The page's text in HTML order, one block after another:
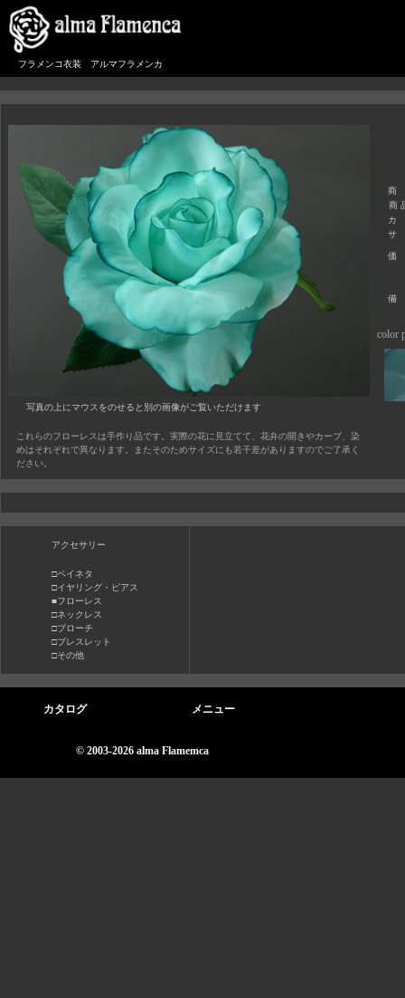
フラメンコ衣装 アルマフラメンカ
写真の上にマウスをのせると別の画像がご覧いただけます
これらのフローレスは手作り品です。実際の花に見立てて、花弁の開きやカーブ、染
めはそれぞれで異なります。またそのためサイズにも若干差がありますのでご了承く
ださい。
商
商
カ
サ
color
アクセサリー
□ペイネタ
□イヤリング・ピアス
■フローレス
□ネックレス
□ブローチ
□ブレスレット
□その他
カタログ メニュー
© 2003-2026 alma Flamemca